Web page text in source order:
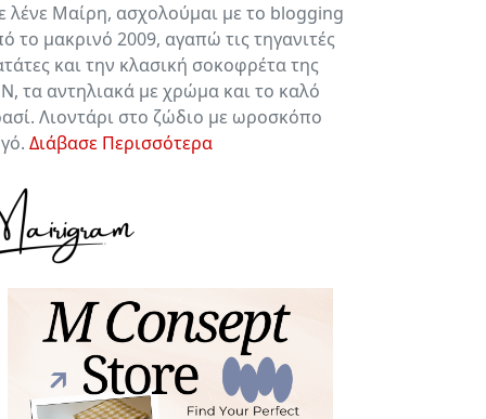
λένε Μαίρη, ασχολούμαι με το blogging
το μακρινό 2009, αγαπώ τις τηγανιτές
και την κλασική σοκοφρέτα της
τα αντηλιακά με χρώμα και το καλό
Λιοντάρι στο ζώδιο με ωροσκόπο
Διάβασε Περισσότερα